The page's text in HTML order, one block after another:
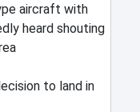
aircraft with
heard shouting
to land in